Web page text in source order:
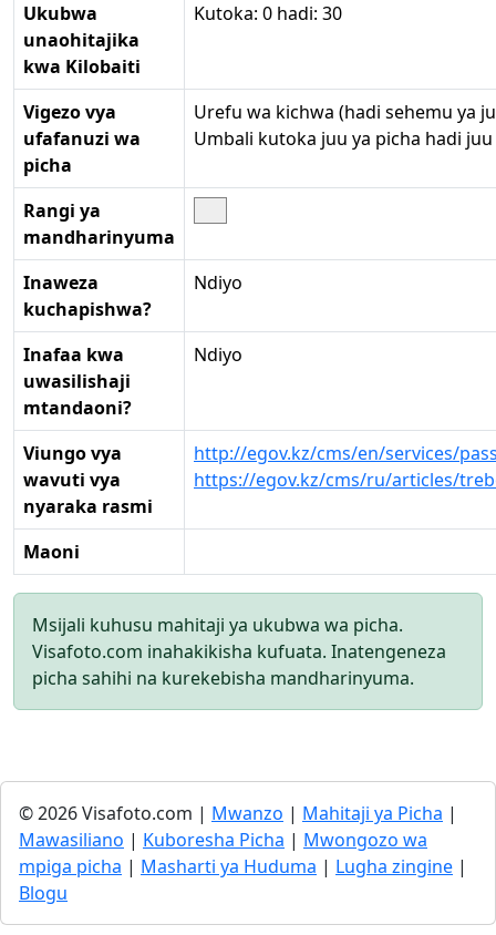
Ukubwa
unaohitajika
kwa Kilobaiti
Kutoka: 0 hadi: 30
Vigezo vya
ufafanuzi wa
picha
Urefu wa kichwa (hadi sehemu ya
Umbali kutoka juu ya picha hadi
Rangi ya
mandharinyuma
Inaweza
kuchapishwa?
Ndiyo
Inafaa kwa
uwasilishaji
mtandaoni?
Ndiyo
Viungo vya
wavuti vya
nyaraka rasmi
http://egov.kz/cms/en/services/
https://egov.kz/cms/ru/articles/
Maoni
Msijali kuhusu mahitaji ya ukubwa wa picha.
Visafoto.com inahakikisha kufuata. Inatengeneza
picha sahihi na kurekebisha mandharinyuma.
© 2026 Visafoto.com | Mwanzo | Mahitaji ya Picha |
Mawasiliano | Kuboresha Picha | Mwongozo wa
mpiga picha | Masharti ya Huduma | Lugha zingine |
Blogu